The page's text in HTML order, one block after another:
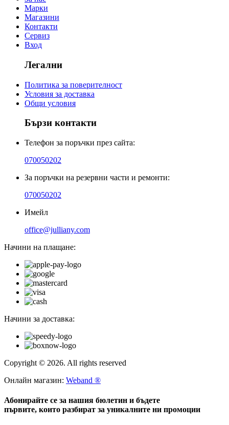
Марки
Магазини
Контакти
Сервиз
Вход
Легални
Политика за поверителност
Условия за доставка
Общи условия
Бързи контакти
Телефон за поръчки през сайта:
070050202
За поръчки на резервни части и ремонти:
070050202
Имейл
office@julliany.com
Начини на плащане:
Начини за доставка:
Copyright © 2026. All rights reserved
Онлайн магазин: Weband ®
Абонирайте се за нашия бюлетин и бъдете
първите, които разбират за уникалните ни промоции